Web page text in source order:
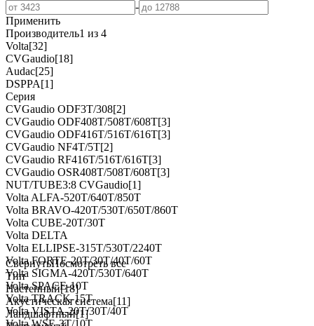
-
Применить
Производитель1 из 4
Volta[32]
CVGaudio[18]
Audac[25]
DSPPA[1]
Серия
CVGaudio ODF3T/308[2]
CVGaudio ODF408T/508T/608T[3]
CVGaudio ODF416T/516T/616T[3]
CVGaudio NF4T/5T[2]
CVGaudio RF416T/516T/616T[3]
CVGaudio OSR408T/508T/608T[3]
NUT/TUBE3:8 CVGaudio[1]
Volta ALFA-520T/640T/850T
Volta BRAVO-420T/530T/650T/860T
Volta CUBE-20T/30T
Volta DELTA
Volta ELLIPSE-315T/530T/2240T
Volta FORTE-20T/30T/40T/60T
Volta SIGMA-420T/530T/640T
Volta SPACE-10T
Volta TRACK-15T
Volta VISTA-20T/30T/40T
Volta WSE-3T/10T
СвернутьПосмотреть все
Тип
Настенный[18]
Акустическая система[11]
Ландшафтный[1]